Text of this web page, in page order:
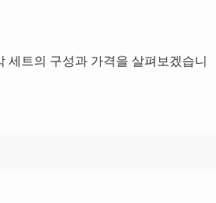
세트의 구성과 가격을 살펴보겠습니